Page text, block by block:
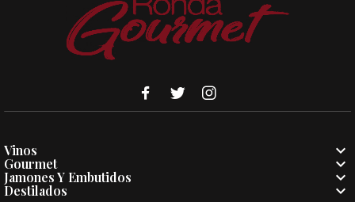
Vinos 
Gourmet 
Jamones Y Embutidos 
Destilados 